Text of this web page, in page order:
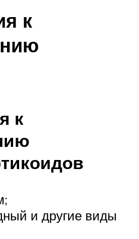
к
к
и другие виды